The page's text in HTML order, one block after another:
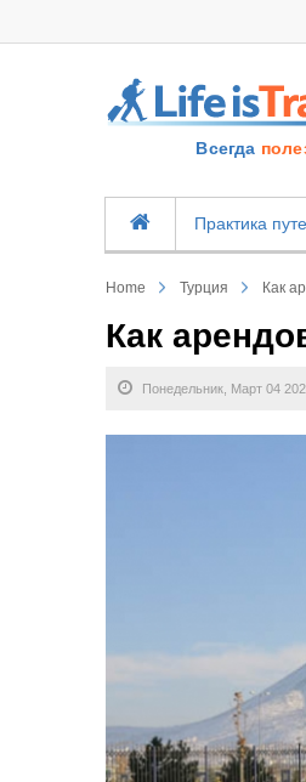
Всегда
Практика
Home Турция Как
Как
Понедельник, Март 04